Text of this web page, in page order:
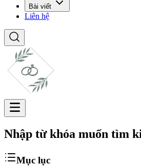
Bài viết
Liên hệ
Nhập từ khóa muốn tìm
Mục lục